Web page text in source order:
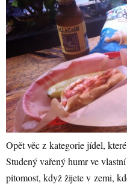
Opět věc z kategorie jídel,
Studený vařený humr ve
pitomost, když žijete v zemi,